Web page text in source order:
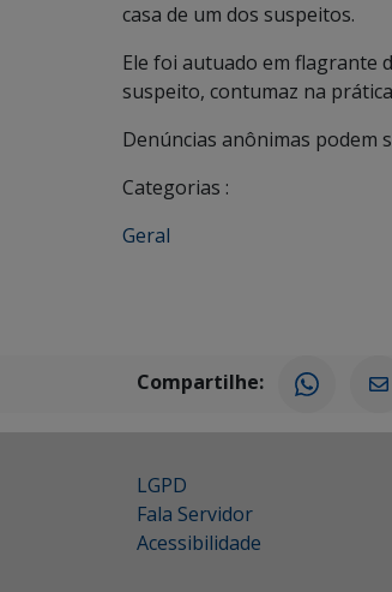
casa de um dos suspeitos.
Ele foi autuado em flagrante
suspeito, contumaz na
Denúncias anônimas podem
Categorias :
Geral
Compartilhe:
LGPD
Fala Servidor
Acessibilidade